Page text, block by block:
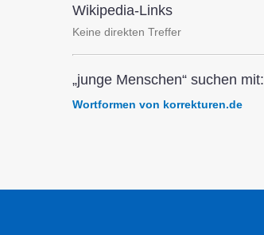
Wikipedia-Links
Keine direkten Treffer
„junge Menschen“ suchen mit:
Wortformen von korrekturen.de